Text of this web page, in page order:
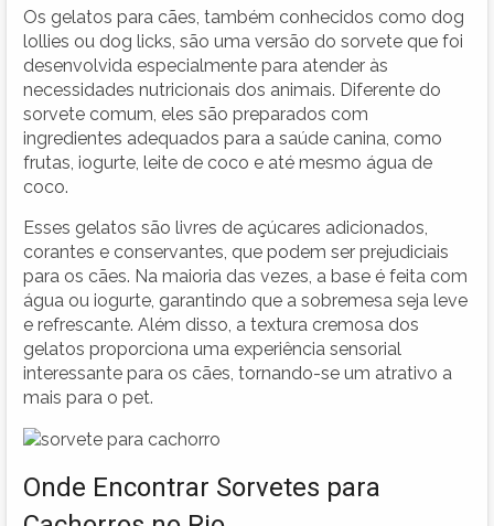
Os gelatos para cães, também conhecidos como dog
lollies ou dog licks, são uma versão do sorvete que foi
desenvolvida especialmente para atender às
necessidades nutricionais dos animais. Diferente do
sorvete comum, eles são preparados com
ingredientes adequados para a saúde canina, como
frutas, iogurte, leite de coco e até mesmo água de
coco.
Esses gelatos são livres de açúcares adicionados,
corantes e conservantes, que podem ser prejudiciais
para os cães. Na maioria das vezes, a base é feita com
água ou iogurte, garantindo que a sobremesa seja leve
e refrescante. Além disso, a textura cremosa dos
gelatos proporciona uma experiência sensorial
interessante para os cães, tornando-se um atrativo a
mais para o pet.
Onde Encontrar Sorvetes para